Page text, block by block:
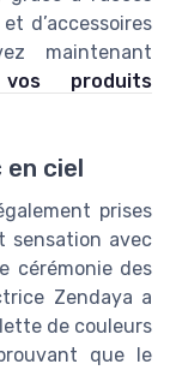
d’accessoires
maintenant
produits
ciel
prises
sensation avec
cérémonie des
Zendaya a
de couleurs
que le